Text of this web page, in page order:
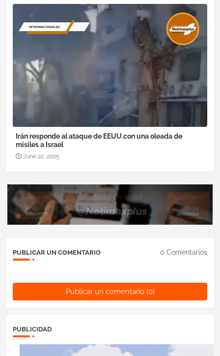
Irán responde al ataque de EEUU.con una oleada de
misiles a Israel
June 22, 2025
PUBLICAR UN COMENTARIO 0 Comentarios
Publicar un comentario (0)
PUBLICIDAD